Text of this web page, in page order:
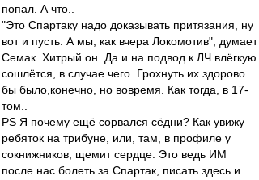
попал. А что..
"Это Спартаку надо доказывать притязания, ну
вот и пусть. А мы, как вчера Локомотив", думает
Семак. Хитрый он..Да и на подвод к ЛЧ влёгкую
сошлётся, в случае чего. Грохнуть их здорово
бы было,конечно, но вовремя. Как тогда, в 17-
том..
PS Я почему ещё сорвался сёдни? Как увижу
ребяток на трибуне, или, там, в профиле у
сокнижников, щемит сердце. Это ведь ИМ
после нас болеть за Спартак, писать здесь и